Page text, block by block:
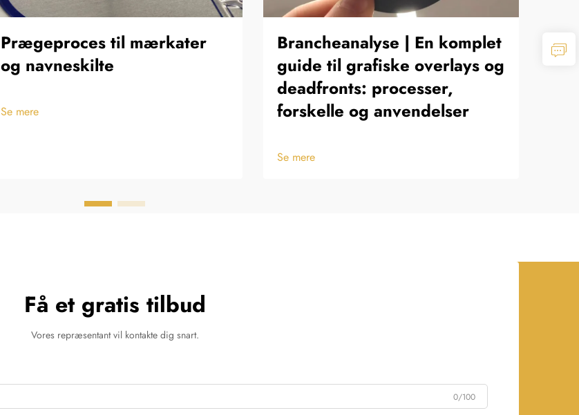
Prægeproces til mærkater
og navneskilte
Se mere
Brancheanalyse | En komplet
guide til grafiske overlays og
deadfronts: processer,
forskelle og anvendelser
Se mere
Få et gratis tilbud
Vores repræsentant vil kontakte dig snart.
0/100